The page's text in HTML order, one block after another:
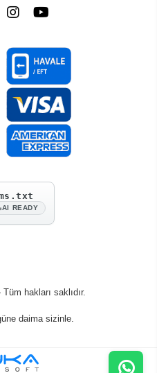
AI READY
hakları saklıdır.
daima sizinle.